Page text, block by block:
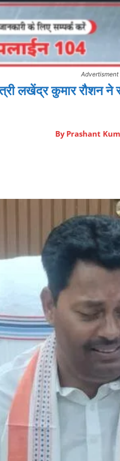
Advertisment
लखेंद्र कुमार रौशन ने
By Prashant